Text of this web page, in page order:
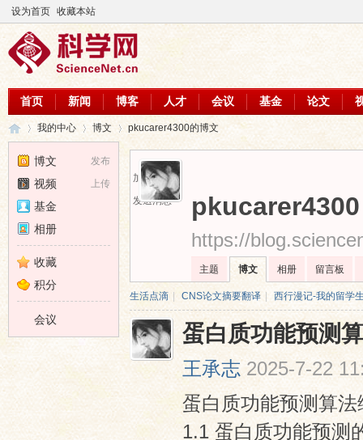
设为首页 收藏本站
首页 新闻 博客 人才 会议 基金 论文
›
我的中心 博文 pkucarer4300的博文
加为好友
发送消息
pkucarer4300
https://
主题 博文 相册 留言板
生活点滴 CNS论文摘要翻译 西行漫记-我的留学
蛋白质功能预测
王承志 2025-7-22
蛋白质功能预测算
1.1 蛋白质功能预测
发布
博文
上传
视频
基金
相册
收藏
积分
会议